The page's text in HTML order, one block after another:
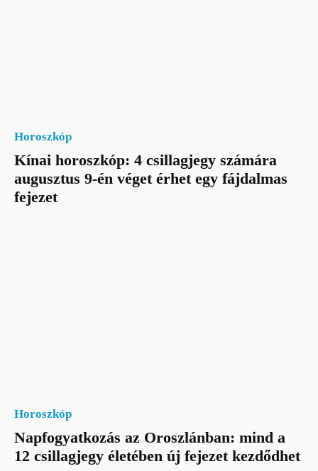
Horoszkóp
Kínai horoszkóp: 4 csillagjegy számára
augusztus 9-én véget érhet egy fájdalmas
fejezet
Horoszkóp
Napfogyatkozás az Oroszlánban: mind a
12 csillagjegy életében új fejezet kezdődhet